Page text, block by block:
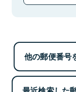
他の郵便番号